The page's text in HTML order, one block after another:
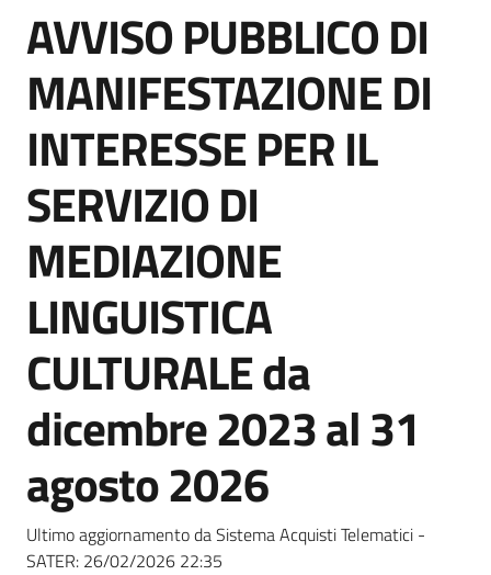
e
strumenti
acquisto
Supporto
Piattaforme
telematiche
site
Salta al contenuto
AVVISO PUBBLICO DI
MANIFESTAZIONE DI
INTERESSE PER IL
SERVIZIO DI
MEDIAZIONE
LINGUISTICA
CULTURALE da
dicembre 2023 al 31
agosto 2026
Ultimo aggiornamento da Sistema Acquisti Telematici -
SATER: 26/02/2026 22:35